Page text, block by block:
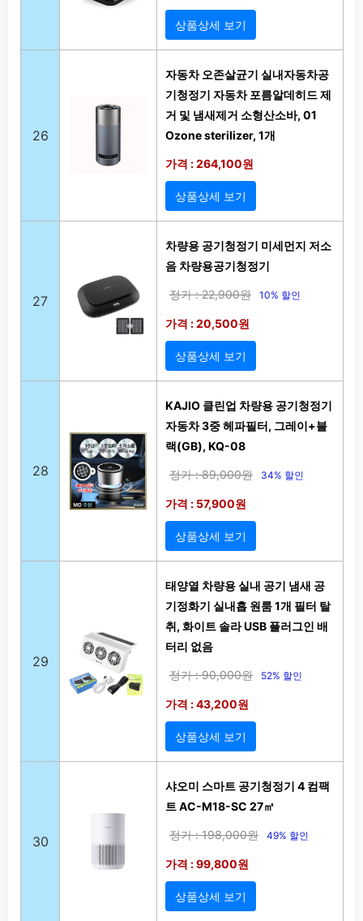
상품상세 보기
26
자동차 오존살균기 실내자동차공
기청정기 자동차 포름알데히드 제
거 및 냄새제거 소형산소바, 01
Ozone sterilizer, 1개
가격 : 264,100원
상품상세 보기
27
차량용 공기청정기 미세먼지 저소
음 차량용공기청정기
정가 : 22,900원 10% 할인
가격 : 20,500원
상품상세 보기
28
KAJIO 클린업 차량용 공기청정기
자동차 3중 헤파필터, 그레이+블
랙(GB), KQ-08
정가 : 89,000원 34% 할인
가격 : 57,900원
상품상세 보기
29
태양열 차량용 실내 공기 냄새 공
기정화기 실내흡 원룸 1개 필터 탈
취, 화이트 솔라 USB 플러그인 배
터리 없음
정가 : 90,000원 52% 할인
가격 : 43,200원
상품상세 보기
30
샤오미 스마트 공기청정기 4 컴팩
트 AC-M18-SC 27㎡
정가 : 198,000원 49% 할인
가격 : 99,800원
상품상세 보기